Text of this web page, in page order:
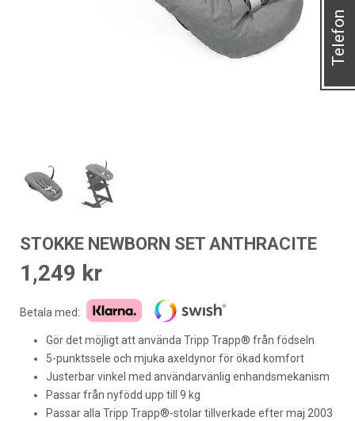
STOKKE NEWBORN SET ANTHRACITE
1,249 kr
Betala med:
Gör det möjligt att använda Tripp Trapp® från födseln
5-punktssele och mjuka axeldynor för ökad komfort
Justerbar vinkel med användarvänlig enhandsmekanism
Passar från nyfödd upp till 9 kg
Passar alla Tripp Trapp®-stolar tillverkade efter maj 2003
Telefon